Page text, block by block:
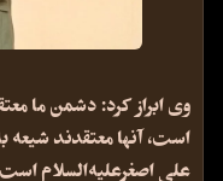
وی ابراز کرد: دشمن ما
است، آنها معتقدند
علی اصغرعلیه‌السلام است